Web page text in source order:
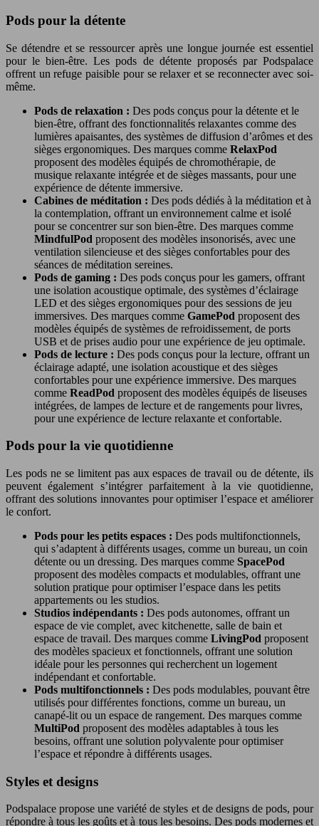
Pods pour la détente
Se détendre et se ressourcer après une longue journée est essentiel
pour le bien-être. Les pods de détente proposés par Podspalace
offrent un refuge paisible pour se relaxer et se reconnecter avec soi-
même.
Pods de relaxation : Des pods conçus pour la détente et le
bien-être, offrant des fonctionnalités relaxantes comme des
lumières apaisantes, des systèmes de diffusion d’arômes et des
sièges ergonomiques. Des marques comme RelaxPod
proposent des modèles équipés de chromothérapie, de
musique relaxante intégrée et de sièges massants, pour une
expérience de détente immersive.
Cabines de méditation : Des pods dédiés à la méditation et à
la contemplation, offrant un environnement calme et isolé
pour se concentrer sur son bien-être. Des marques comme
MindfulPod proposent des modèles insonorisés, avec une
ventilation silencieuse et des sièges confortables pour des
séances de méditation sereines.
Pods de gaming : Des pods conçus pour les gamers, offrant
une isolation acoustique optimale, des systèmes d’éclairage
LED et des sièges ergonomiques pour des sessions de jeu
immersives. Des marques comme GamePod proposent des
modèles équipés de systèmes de refroidissement, de ports
USB et de prises audio pour une expérience de jeu optimale.
Pods de lecture : Des pods conçus pour la lecture, offrant un
éclairage adapté, une isolation acoustique et des sièges
confortables pour une expérience immersive. Des marques
comme ReadPod proposent des modèles équipés de liseuses
intégrées, de lampes de lecture et de rangements pour livres,
pour une expérience de lecture relaxante et confortable.
Pods pour la vie quotidienne
Les pods ne se limitent pas aux espaces de travail ou de détente, ils
peuvent également s’intégrer parfaitement à la vie quotidienne,
offrant des solutions innovantes pour optimiser l’espace et améliorer
le confort.
Pods pour les petits espaces : Des pods multifonctionnels,
qui s’adaptent à différents usages, comme un bureau, un coin
détente ou un dressing. Des marques comme SpacePod
proposent des modèles compacts et modulables, offrant une
solution pratique pour optimiser l’espace dans les petits
appartements ou les studios.
Studios indépendants : Des pods autonomes, offrant un
espace de vie complet, avec kitchenette, salle de bain et
espace de travail. Des marques comme LivingPod proposent
des modèles spacieux et fonctionnels, offrant une solution
idéale pour les personnes qui recherchent un logement
indépendant et confortable.
Pods multifonctionnels : Des pods modulables, pouvant être
utilisés pour différentes fonctions, comme un bureau, un
canapé-lit ou un espace de rangement. Des marques comme
MultiPod proposent des modèles adaptables à tous les
besoins, offrant une solution polyvalente pour optimiser
l’espace et répondre à différents usages.
Styles et designs
Podspalace propose une variété de styles et de designs de pods, pour
répondre à tous les goûts et à tous les besoins. Des pods modernes et